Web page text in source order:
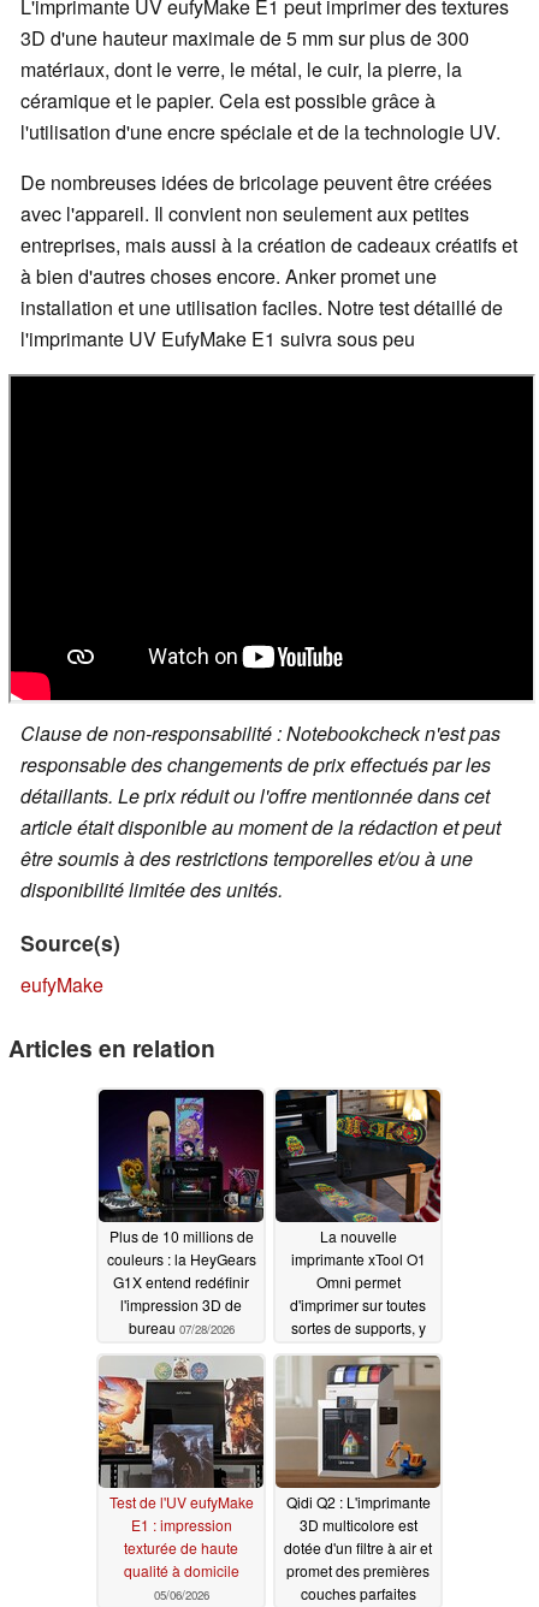
L'imprimante UV eufyMake E1 peut imprimer des textures
3D d'une hauteur maximale de 5 mm sur plus de 300
matériaux, dont le verre, le métal, le cuir, la pierre, la
céramique et le papier. Cela est possible grâce à
l'utilisation d'une encre spéciale et de la technologie UV.
De nombreuses idées de bricolage peuvent être créées
avec l'appareil. Il convient non seulement aux petites
entreprises, mais aussi à la création de cadeaux créatifs et
à bien d'autres choses encore. Anker promet une
installation et une utilisation faciles. Notre test détaillé de
l'imprimante UV EufyMake E1 suivra sous peu
Clause de non-responsabilité : Notebookcheck n'est pas
responsable des changements de prix effectués par les
détaillants. Le prix réduit ou l'offre mentionnée dans cet
article était disponible au moment de la rédaction et peut
être soumis à des restrictions temporelles et/ou à une
disponibilité limitée des unités.
Source(s)
eufyMake
Articles en relation
Plus de 10 millions de
couleurs : la HeyGears
G1X entend redéfinir
l'impression 3D de
bureau 07/28/2026
La nouvelle
imprimante xTool O1
Omni permet
d'imprimer sur toutes
sortes de supports, y
07/01/2026
Test de l'UV eufyMake
E1 : impression
texturée de haute
qualité à domicile
05/06/2026
Qidi Q2 : L'imprimante
3D multicolore est
dotée d'un filtre à air et
promet des premières
couches parfaites